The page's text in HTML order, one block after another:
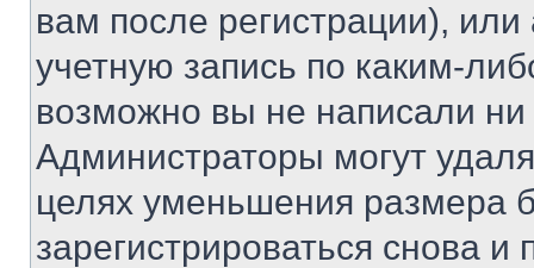
вам после регистрации),
учетную запись по каким-
возможно вы не написали
Администраторы могут
целях уменьшения размера
зарегистрироваться снова и